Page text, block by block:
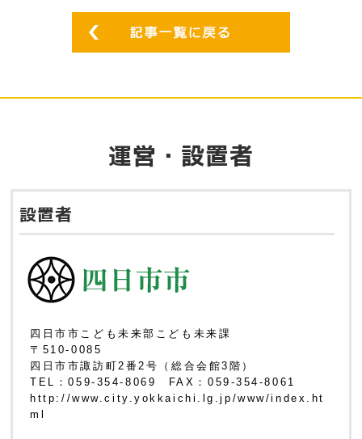
運営・設置者
設置者
四日市市こども未来部こども未来課
〒510-0085
四日市市諏訪町2番2号（総合会館3階）
TEL：059-354-8069 FAX：059-354-8061
http://www.city.yokkaichi.lg.jp/www/index.ht
ml